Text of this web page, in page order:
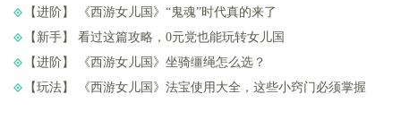
【进阶】 ​《西游女儿国》“鬼魂”时代真的来了
【新手】 ​看过这篇攻略，0元党也能玩转女儿国
【进阶】 ​《西游女儿国》坐骑缰绳怎么选？
【玩法】 ​《西游女儿国》法宝使用大全，这些小窍门必须掌握